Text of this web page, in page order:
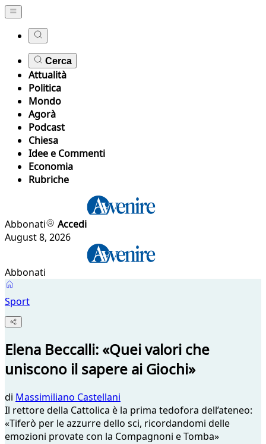
Cerca
Attualità
Politica
Mondo
Agorà
Podcast
Chiesa
Idee e Commenti
Economia
Rubriche
Abbonati
Accedi
August 8, 2026
Abbonati
Sport
Elena Beccalli: «Quei valori che
uniscono il sapere ai Giochi»
di Massimiliano Castellani
Il rettore della Cattolica è la prima tedofora dell’ateneo:
«Tiferò per le azzurre dello sci, ricordandomi delle
emozioni provate con la Compagnoni e Tomba»